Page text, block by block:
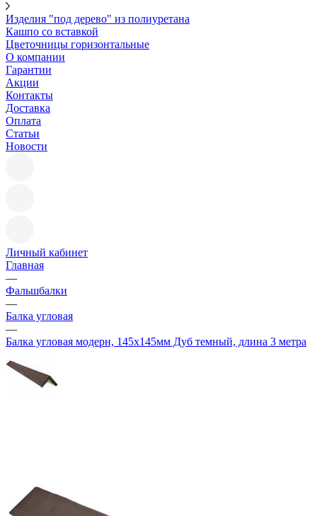
Изделия "под дерево" из полиуретана
Кашпо со вставкой
Цветочницы горизонтальные
О компании
Гарантии
Акции
Контакты
Доставка
Оплата
Статьи
Новости
Личный кабинет
Главная
—
Фальшбалки
—
Балка угловая
—
Балка угловая модерн, 145х145мм Дуб темный, длина 3 метра